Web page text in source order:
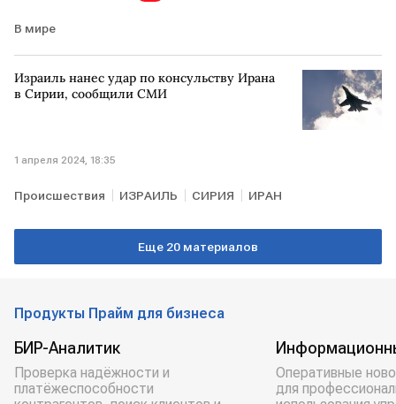
В мире
Израиль нанес удар по консульству Ирана
в Сирии, сообщили СМИ
1 апреля 2024, 18:35
Происшествия ИЗРАИЛЬ СИРИЯ ИРАН
Еще 20 материалов
Продукты Прайм для бизнеса
БИР-Аналитик
Проверка надёжности и
платёжеспособности
Оперативные
для